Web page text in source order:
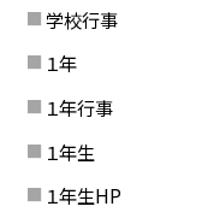
学校行事
１年
１年行事
１年生
１年生HP